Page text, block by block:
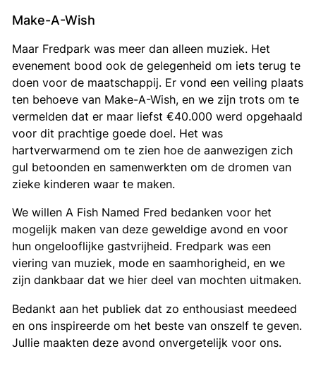
Make-A-Wish
Maar Fredpark was meer dan alleen muziek. Het
evenement bood ook de gelegenheid om iets terug te
doen voor de maatschappij. Er vond een veiling plaats
ten behoeve van Make-A-Wish, en we zijn trots om te
vermelden dat er maar liefst €40.000 werd opgehaald
voor dit prachtige goede doel. Het was
hartverwarmend om te zien hoe de aanwezigen zich
gul betoonden en samenwerkten om de dromen van
zieke kinderen waar te maken.
We willen A Fish Named Fred bedanken voor het
mogelijk maken van deze geweldige avond en voor
hun ongelooflijke gastvrijheid. Fredpark was een
viering van muziek, mode en saamhorigheid, en we
zijn dankbaar dat we hier deel van mochten uitmaken.
Bedankt aan het publiek dat zo enthousiast meedeed
en ons inspireerde om het beste van onszelf te geven.
Jullie maakten deze avond onvergetelijk voor ons.